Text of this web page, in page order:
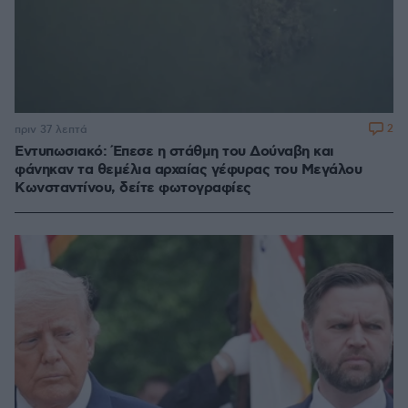
Εντυπωσιακό: Έπεσε η στάθμη του Δούναβη και
φάνηκαν τα θεμέλια αρχαίας γέφυρας του Μεγάλου
Κωνσταντίνου, δείτε φωτογραφίες
πριν 37 λεπτά 2